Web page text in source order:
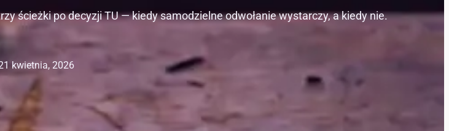
ścieżki po decyzji TU — kiedy samodzielne odwołanie wystarczy, a kiedy nie.
kwietnia, 2026